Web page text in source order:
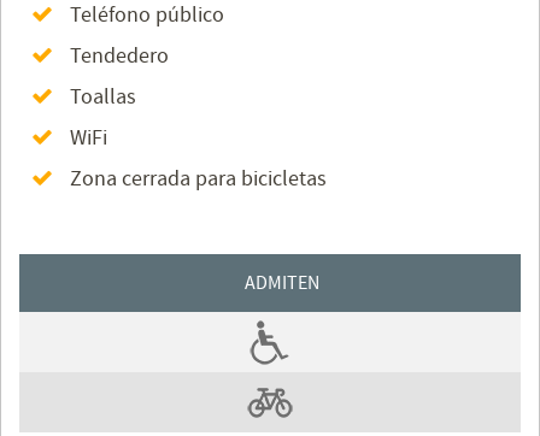
Teléfono público
Tendedero
Toallas
WiFi
Zona cerrada para bicicletas
ADMITEN